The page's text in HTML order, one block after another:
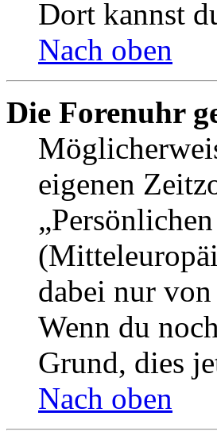
Dort kannst
Nach oben
Die Forenuhr
eigenen
dabei nur
Wenn du
Grund, dies
Nach oben